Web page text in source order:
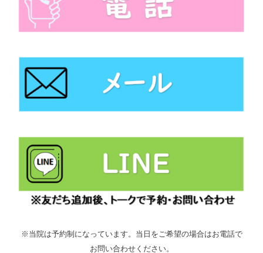
※当院は予約制になっています。当日をご希望の場合はお電話で
お問い合わせください。